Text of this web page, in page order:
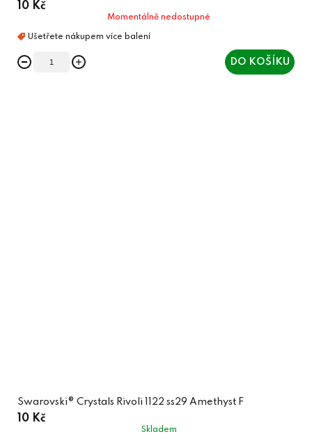
10 Kč
Momentálně nedostupné
DO KOŠÍKU
Swarovski® Crystals Rivoli 1122 ss29 Amethyst F
10 Kč
Skladem